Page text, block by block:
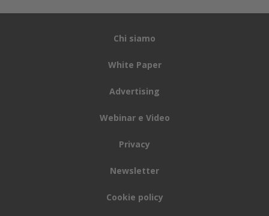
Chi siamo
White Paper
Advertising
Webinar e Video
Privacy
Newsletter
Cookie policy